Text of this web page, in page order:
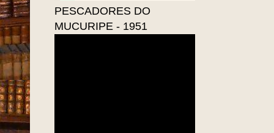
PESCADORES DO
MUCURIPE - 1951